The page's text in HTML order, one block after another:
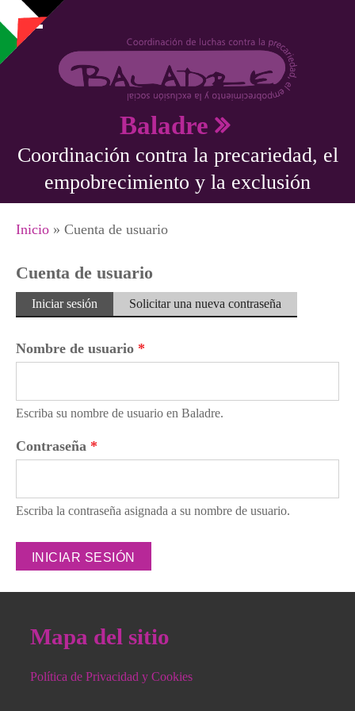
Pasar al contenido principal
Baladre
Coordinación contra la precariedad, el
empobrecimiento y la exclusión
Se encuentra usted aquí
Inicio » Cuenta de usuario
Cuenta de usuario
Solapas principales
Iniciar sesión (solapaSolicitar una nueva contraseña
Nombre de usuario *
Escriba su nombre de usuario en Baladre.
Contraseña *
Escriba la contraseña asignada a su nombre de usuario.
Mapa del sitio
Política de Privacidad y Cookies